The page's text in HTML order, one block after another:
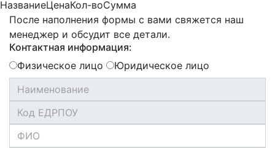
НазваниеЦенаКол-воСумма
После наполнения формы с вами свяжется наш
менеджер и обсудит все детали.
Контактная информация:
Физическое лицо
Юридическое лицо